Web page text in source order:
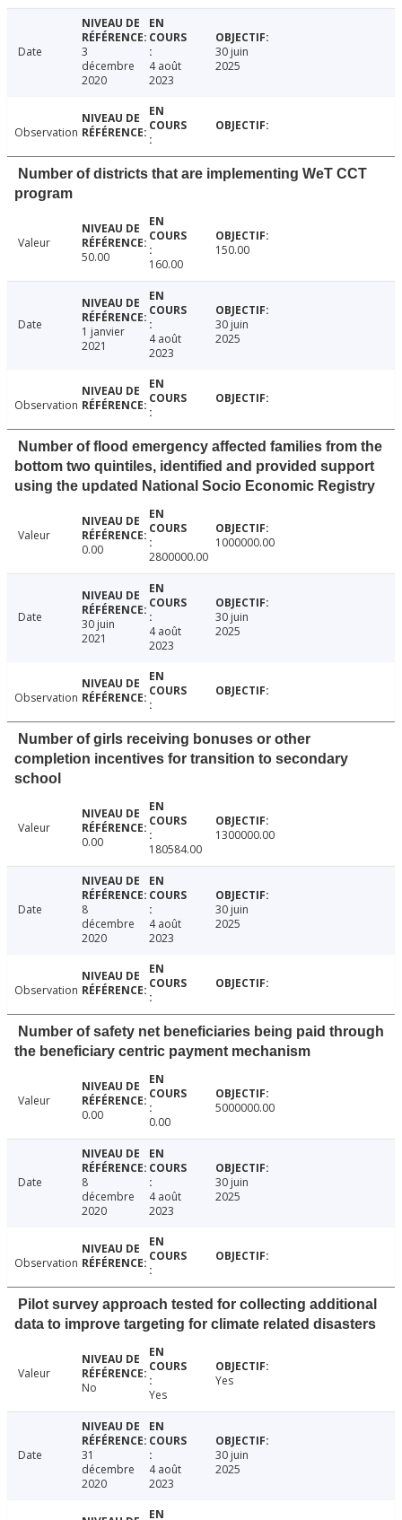
Date
3
décembre
2020
4 août
2023
30 juin
2025
Observation
Number of districts that are implementing WeT CCT
program
Valeur
50.00
160.00
150.00
Date
1 janvier
2021
4 août
2023
30 juin
2025
Observation
Number of flood emergency affected families from the
bottom two quintiles, identified and provided support
using the updated National Socio Economic Registry
Valeur
0.00
2800000.00
1000000.00
Date
30 juin
2021
4 août
2023
30 juin
2025
Observation
Number of girls receiving bonuses or other
completion incentives for transition to secondary
school
Valeur
0.00
180584.00
1300000.00
Date
8
décembre
2020
4 août
2023
30 juin
2025
Observation
Number of safety net beneficiaries being paid through
the beneficiary centric payment mechanism
Valeur
0.00
0.00
5000000.00
Date
8
décembre
2020
4 août
2023
30 juin
2025
Observation
Pilot survey approach tested for collecting additional
data to improve targeting for climate related disasters
Valeur
No
Yes
Yes
Date
31
décembre
2020
4 août
2023
30 juin
2025